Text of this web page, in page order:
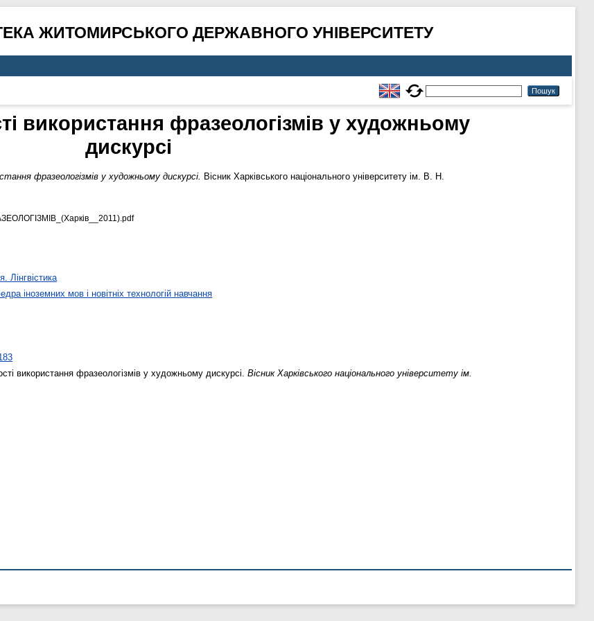
ЖИТОМИРСЬКОГО ДЕРЖАВНОГО УНІВЕРСИТЕТУ
використання фразеологізмів у художньому
дискурсі
фразеологізмів у художньому дискурсі. Вісник Харківського національного університету ім. В. Н.
Лінгвістика
іноземних мов і новітніх технологій навчання
використання фразеологізмів у художньому дискурсі. Вісник Харківського національного університету ім.